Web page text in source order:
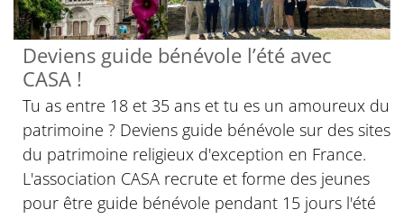
Deviens guide bénévole l’été avec
CASA !
Tu as entre 18 et 35 ans et tu es un amoureux du
patrimoine ? Deviens guide bénévole sur des sites
du patrimoine religieux d'exception en France.
L'association CASA recrute et forme des jeunes
pour être guide bénévole pendant 15 jours l'été